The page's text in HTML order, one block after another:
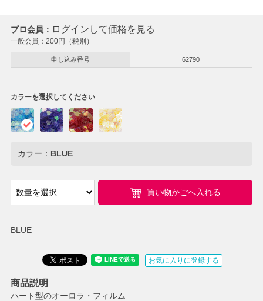
プロ会員： ログインして価格を見る
一般会員： 200円（税別）
申し込み番号 62790
BLUE
カラーを選択してください
カラー： BLUE
買い物かごへ入れる
お気に入りに登録する
商品説明
ハート型のオーロラ・フィルム